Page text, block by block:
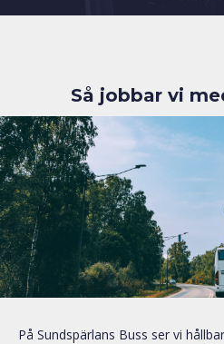
Så jobbar vi
På Sundspärlans Buss ser vi